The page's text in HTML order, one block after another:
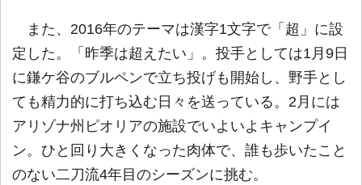
また、2016年のテーマは漢字1文字で「超」に設
定した。「昨季は超えたい」。投手としては1月9日
に鎌ケ谷のブルペンで立ち投げも開始し、野手とし
ても精力的に打ち込む日々を送っている。2月には
アリゾナ州ピオリアの施設でいよいよキャンプイ
ン。ひと回り大きくなった肉体で、誰も歩いたこと
のない二刀流4年目のシーズンに挑む。